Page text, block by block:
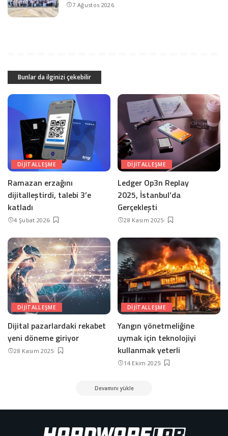
7 Ağustos 2026
Bunlar da ilginizi çekebilir
DIJITALLEŞME
Ramazan erzağını
dijitalleştirdi, talebi 3’e
katladı
4 Şubat 2026
DIJITALLEŞME
Ledger Op3n Replay
2025, İstanbul’da
Gerçekleşti
28 Kasım 2025
DIJITALLEŞME
Dijital pazarlardaki rekabet
yeni döneme giriyor
28 Kasım 2025
DIJITALLEŞME
Yangın yönetmeliğine
uymak için teknolojiyi
kullanmak yeterli
14 Ekim 2025
Devamını yükle